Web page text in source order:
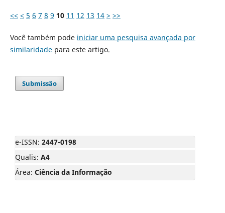
<< < 5 6 7 8 9 10 11 12 13 14 > >>
Você também pode iniciar uma pesquisa avançada por
similaridadepara este artigo.
Submissão
e-ISSN: 2447-0198
Qualis: A4
Área: Ciência da Informação